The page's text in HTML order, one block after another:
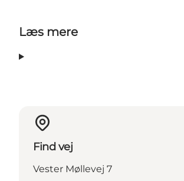
Læs mere
Find vej
Vester Møllevej 7